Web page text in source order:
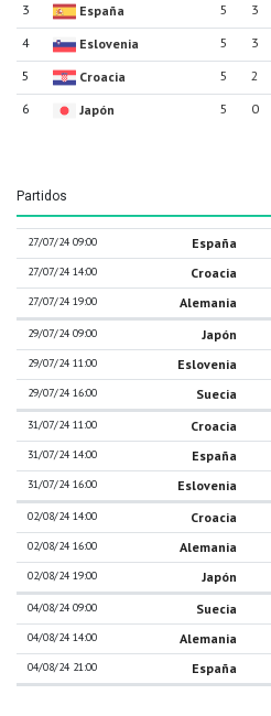
3
España 5 3
4
Eslovenia 5 3
5
Croacia 5 2
6
Japón 5 0
Partidos
27/07/24 09:00 España
27/07/24 14:00 Croacia
27/07/24 19:00 Alemania
29/07/24 09:00 Japón
29/07/24 11:00 Eslovenia
29/07/24 16:00 Suecia
31/07/24 11:00 Croacia
31/07/24 14:00 España
31/07/24 16:00 Eslovenia
02/08/24 14:00 Croacia
02/08/24 16:00 Alemania
02/08/24 19:00 Japón
04/08/24 09:00 Suecia
04/08/24 14:00 Alemania
04/08/24 21:00 España